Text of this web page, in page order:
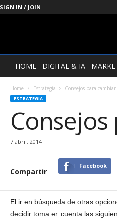
SIGN IN / JOIN
Management
SocietyHOME DIGITAL & IA
Home Estrategia Consejos para
ESTRATEGIA
7 abril, 2014
Compartir
Facebook
El ir en búsqueda de otras
decidir toma en cuenta las